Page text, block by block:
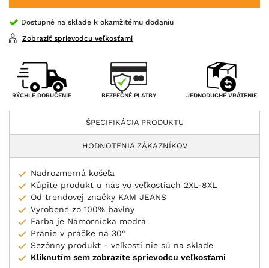
Dostupné na sklade k okamžitému dodaniu
Zobraziť sprievodcu veľkosťami
RÝCHLE DORUČENIE BEZPEČNÉ PLATBY JEDNODUCHÉ VRÁTENIE
ŠPECIFIKÁCIA PRODUKTU
HODNOTENIA ZÁKAZNÍKOV
Nadrozmerná košeľa
Kúpite produkt u nás vo veľkostiach 2XL-8XL
Od trendovej značky KAM JEANS
Vyrobené zo 100% bavlny
Farba je Námornícka modrá
Pranie v práčke na 30°
Sezónny produkt - veľkosti nie sú na sklade
Kliknutím sem zobrazíte sprievodcu veľkosťami